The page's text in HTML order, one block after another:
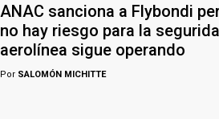
ANAC sanciona a Flybondi
no hay riesgo para la
aerolínea sigue operando
Por SALOMÓN MICHITTE